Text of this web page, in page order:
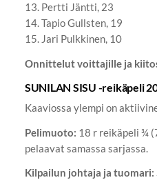
13. ⁠Pertti Jäntti, 23
14. ⁠Tapio Gullsten, 19
15. ⁠Jari Pulkkinen, 10
Onnittelut voittajille ja
SUNILAN SISU -reikäpeli
Kaaviossa ylempi on
Pelimuoto: 18 r reikäpeli ¾
pelaavat samassa sarjassa.
Kilpailun johtaja ja tuomari: